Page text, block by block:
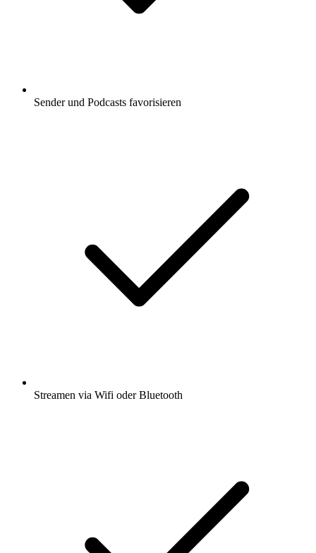
Sender und Podcasts favorisieren
Streamen via Wifi oder Bluetooth